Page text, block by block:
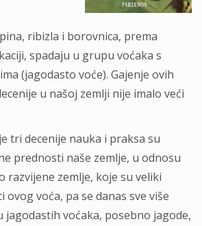
ribizla i borovnica, prema
spadaju u grupu voćaka s
(jagodasto voće). Gajenje ovih
u našoj zemlji nije imalo veći
tri decenije nauka i praksa su
prednosti naše zemlje, u odnosu
razvijene zemlje, koje su veliki
ovog voća, pa se danas sve više
jagodastih voćaka, posebno jagode,